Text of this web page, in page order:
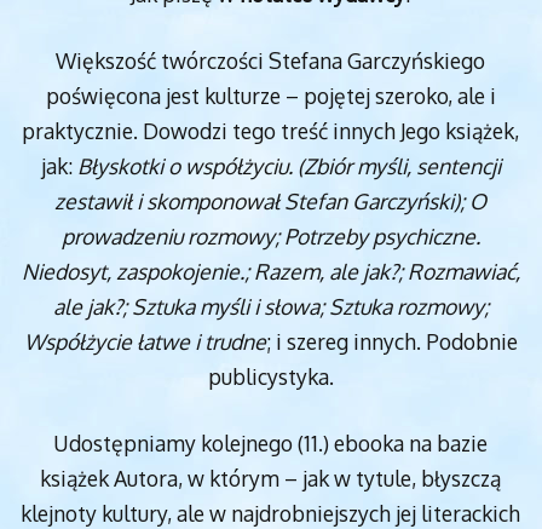
Większość twórczości Stefana Garczyńskiego
poświęcona jest kulturze – pojętej szeroko, ale i
praktycznie. Dowodzi tego treść innych Jego książek,
jak: Błyskotki o współżyciu. (Zbiór myśli, sentencji
zestawił i skomponował Stefan Garczyński); O
prowadzeniu rozmowy; Potrzeby psychiczne.
Niedosyt, zaspokojenie.; Razem, ale jak?; Rozmawiać,
ale jak?; Sztuka myśli i słowa; Sztuka rozmowy;
Współżycie łatwe i trudne; i szereg innych. Podobnie
publicystyka.
Udostępniamy kolejnego (11.) ebooka na bazie
książek Autora, w którym – jak w tytule, błyszczą
klejnoty kultury, ale w najdrobniejszych jej literackich